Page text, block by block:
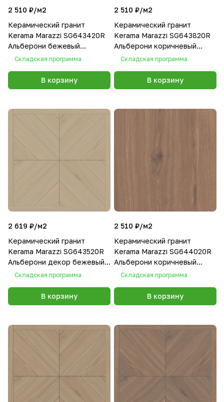
2 510 ₽/м2
Керамический гранит
Kerama Marazzi SG643420R
Альберони бежевый
светлый матовый обрезной
Складская программа
В корзину
2 510 ₽/м2
Керамический гранит
Kerama Marazzi SG643820R
Альберони коричневый
светлый матовый обрезной
Складская программа
В корзину
2 619 ₽/м2
Керамический гранит
Kerama Marazzi SG643520R
Альберони декор бежевый
светлый матовый обрезной
Складская программа
В корзину
2 510 ₽/м2
Керамический гранит
Kerama Marazzi SG644020R
Альберони коричневый
матовый обрезной 60х60
Складская программа
В корзину